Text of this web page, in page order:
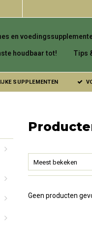
en
houdbaar tot! Tips
SUPPLEMENTEN
Meest bekeken
Geen producten